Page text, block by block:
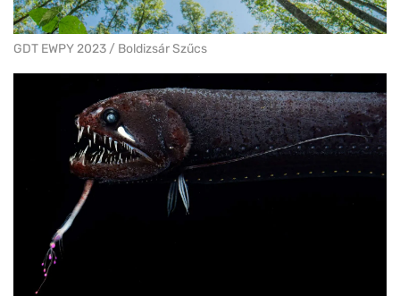
GDT EWPY 2023 / Boldizsár Szűcs